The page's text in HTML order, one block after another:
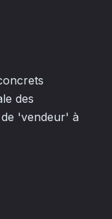
des
'vendeur' à